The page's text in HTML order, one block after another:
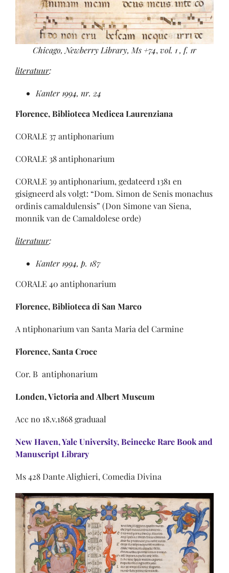
Chicago, Newberry Library, Ms +74, vol. 1 , f. 1r
literatuur:
Kanter 1994, nr. 24
Florence, Biblioteca Medicea Laurenziana
CORALE 37 antiphonarium
CORALE 38 antiphonarium
CORALE 39 antiphonarium, gedateerd 1381 en
gisigneerd als volgt: “Dom. Simon de Senis monachus
ordinis camaldulensis” (Don Simone van Siena,
monnik van de Camaldolese orde)
literatuur:
Kanter 1994, p. 187
CORALE 40 antiphonarium
Florence, Biblioteca di San Marco
A ntiphonarium van Santa Maria del Carmine
Florence, Santa Croce
Cor. B antiphonarium
Londen, Victoriaand Albert Museum
Acc no 18.v.1868 graduaal
New Haven, Yale University, Beinecke Rare Book and
Manuscript Library
Ms 428 Dante Alighieri, Comedia Divina